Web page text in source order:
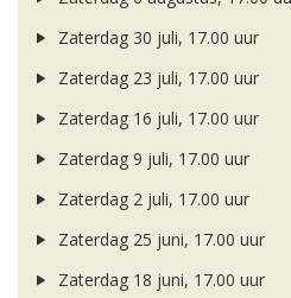
Zaterdag 30 juli, 17.00 uur
Zaterdag 23 juli, 17.00 uur
Zaterdag 16 juli, 17.00 uur
Zaterdag 9 juli, 17.00 uur
Zaterdag 2 juli, 17.00 uur
Zaterdag 25 juni, 17.00 uur
Zaterdag 18 juni, 17.00 uur